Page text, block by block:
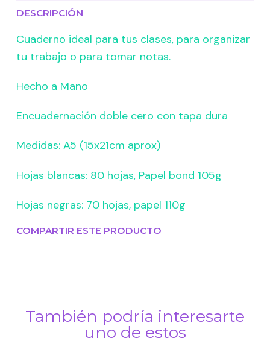
DESCRIPCIÓN
Cuaderno ideal para tus clases, para organizar
tu trabajo o para tomar notas.
Hecho a Mano
Encuadernación doble cero con tapa dura
Medidas: A5 (15x21cm aprox)
Hojas blancas: 80 hojas, Papel bond 105g
Hojas negras: 70 hojas, papel 110g
COMPARTIR ESTE PRODUCTO
También podría interesarte
uno de estos